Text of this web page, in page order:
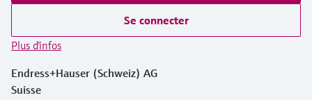
Se connecter
Plus d'infos
Endress+Hauser (Schweiz) AG
Suisse